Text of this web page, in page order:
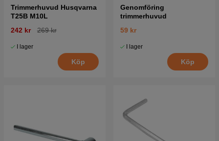
Trimmerhuvud Husqvarna
T25B M10L
242 kr
269 kr
I lager
Köp
Genomföring
trimmerhuvud
59 kr
I lager
Köp